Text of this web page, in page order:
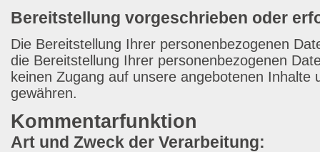
Bereitstellung vorgeschrieben oder
Die Bereitstellung Ihrer personenbezogenen
die Bereitstellung Ihrer personenbezogenen
keinen Zugang auf unsere angebotenen Inhalte
gewähren.
Kommentarfunktion
Art und Zweck der Verarbeitung: